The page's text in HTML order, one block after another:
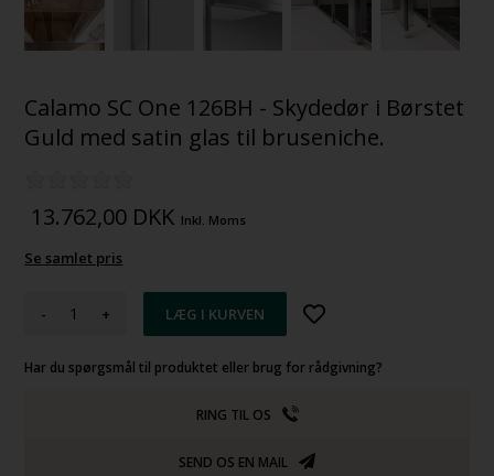
Calamo SC One 126BH - Skydedør i Børstet
Guld med satin glas til bruseniche.
13.762,00 DKK Inkl. Moms
Se samlet pris
- +
Har du spørgsmål til produktet eller brug for rådgivning?
RING TIL OS
SEND OS EN MAIL